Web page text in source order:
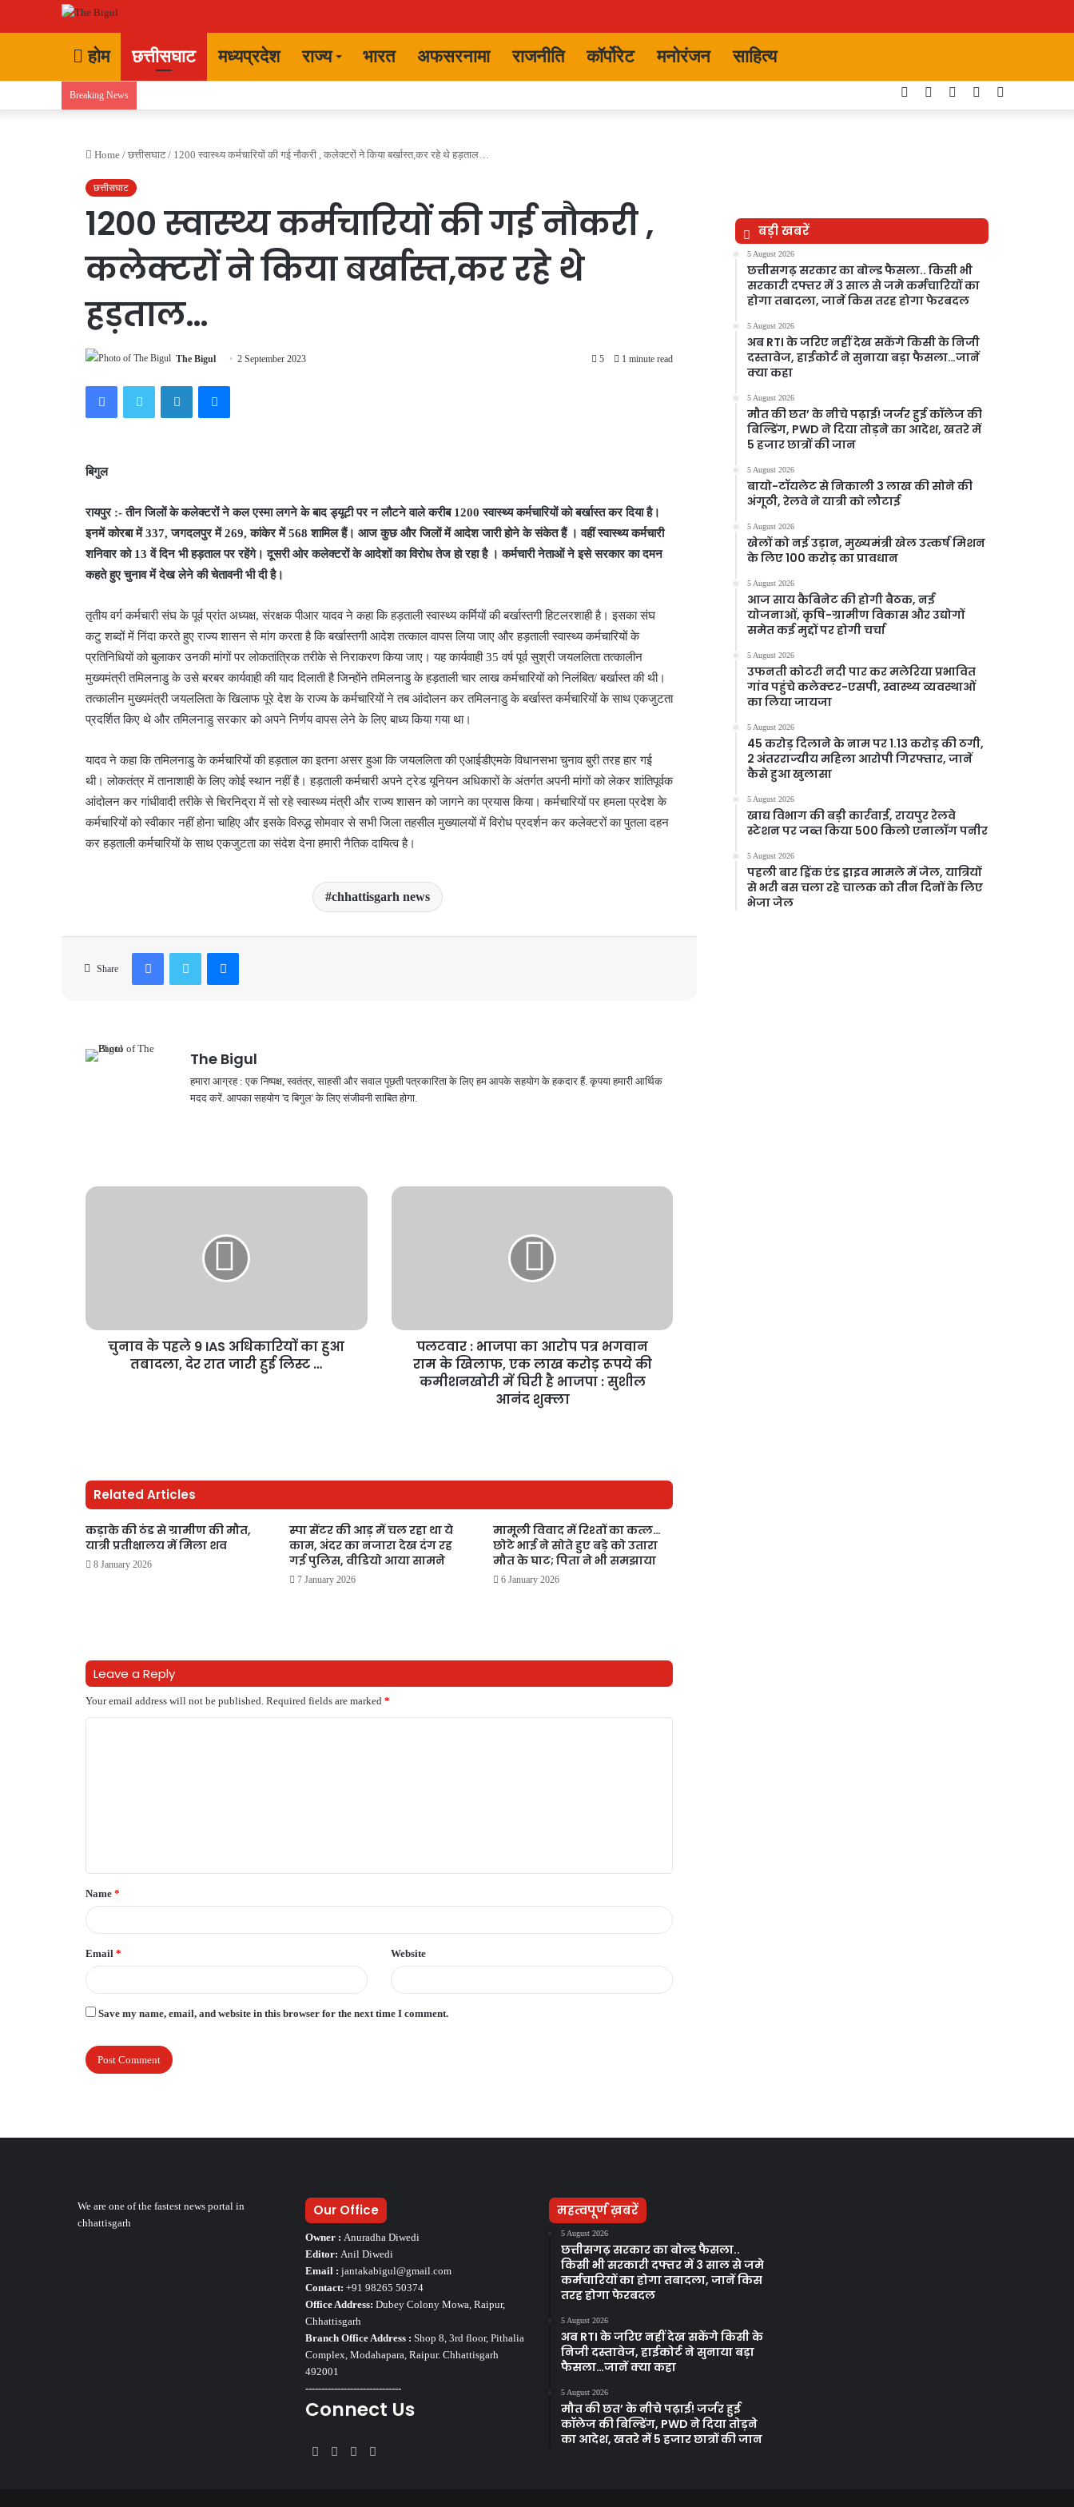
होम छत्तीसघाट मध्यप्रदेश राज्य भारत अफसरनामा राजनीति कॉर्पोरेट मनोरंजन साहित्य
Breaking News
skin
Instagram
YouTube
Twitter
Facebook
Home / छत्तीसघाट / 1200 स्वास्थ्य कर्मचारियों की गई नौकरी , कलेक्टरों ने किया बर्खास्त,कर रहे थे हड़ताल…
छत्तीसघाट
1200 स्वास्थ्य कर्मचारियों की गई नौकरी ,
कलेक्टरों ने किया बर्खास्त,कर रहे थे
हड़ताल…
The Bigul 2 September 2023 5 1 minute read
FacebookTwitter LinkedInMessenger
बिगुल
रायपुर :- तीन जिलों के कलेक्टरों ने कल एस्मा लगने के बाद ड्यूटी पर न लौटने वाले करीब 1200 स्वास्थ्य कर्मचारियों को बर्खास्त कर दिया है।
इनमें कोरबा में 337, जगदलपुर में 269, कांकेर में 568 शामिल हैं। आज कुछ और जिलों में आदेश जारी होने के संकेत हैं । वहीं स्वास्थ्य कर्मचारी
शनिवार को 13 वें दिन भी हड़ताल पर रहेंगे। दूसरी ओर कलेक्टरों के आदेशों का विरोध तेज हो रहा है । कर्मचारी नेताओं ने इसे सरकार का दमन
कहते हुए चुनाव में देख लेने की चेतावनी भी दी है।
तृतीय वर्ग कर्मचारी संघ के पूर्व प्रांत अध्यक्ष, संरक्षक पीआर यादव ने कहा कि हड़ताली स्वास्थ्य कर्मियों की बर्खास्तगी हिटलरशाही है। इसका संघ
कटु शब्दों में निंदा करते हुए राज्य शासन से मांग करता है कि बर्खास्तगी आदेश तत्काल वापस लिया जाए और हड़ताली स्वास्थ्य कर्मचारियों के
प्रतिनिधियों को बुलाकर उनकी मांगों पर लोकतांत्रिक तरीके से निराकरण किया जाए। यह कार्यवाही 35 वर्ष पूर्व सुश्री जयललिता तत्कालीन
मुख्यमंत्री तमिलनाडु के उसे बरबर कार्यवाही की याद दिलाती है जिन्होंने तमिलनाडु के हड़ताली चार लाख कर्मचारियों को निलंबित/ बर्खास्त की थी।
तत्कालीन मुख्यमंत्री जयललिता के खिलाफ पूरे देश के राज्य के कर्मचारियों ने तब आंदोलन कर तमिलनाडु के बर्खास्त कर्मचारियों के साथ एकजुटता
प्रदर्शित किए थे और तमिलनाडु सरकार को अपने निर्णय वापस लेने के लिए बाध्य किया गया था।
यादव ने कहा कि तमिलनाडु के कर्मचारियों की हड़ताल का इतना असर हुआ कि जयललिता की एआईडीएमके विधानसभा चुनाव बुरी तरह हार गई
थी। लोकतंत्र में तानाशाही के लिए कोई स्थान नहीं है। हड़ताली कर्मचारी अपने ट्रेड यूनियन अधिकारों के अंतर्गत अपनी मांगों को लेकर शांतिपूर्वक
आंदोलन कर गांधीवादी तरीके से चिरनिद्रा में सो रहे स्वास्थ्य मंत्री और राज्य शासन को जागने का प्रयास किया। कर्मचारियों पर हमला प्रदेश के
कर्मचारियों को स्वीकार नहीं होना चाहिए और इसके विरुद्ध सोमवार से सभी जिला तहसील मुख्यालयों में विरोध प्रदर्शन कर कलेक्टरों का पुतला दहन
कर हड़ताली कर्मचारियों के साथ एकजुटता का संदेश देना हमारी नैतिक दायित्व है।
chhattisgarh news
Share
FacebookTwitter Messenger
The Bigul
हमारा आग्रह : एक निष्पक्ष, स्वतंत्र, साहसी और सवाल पूछती पत्रकारिता के लिए हम आपके सहयोग के हकदार हैं. कृपया हमारी आर्थिक
मदद करें. आपका सहयोग 'द बिगुल' के लिए संजीवनी साबित होगा.
चुनाव के पहले 9 IAS अधिकारियों का हुआ
तबादला, देर रात जारी हुई लिस्ट …
पलटवार : भाजपा का आरोप पत्र भगवान
राम के खिलाफ, एक लाख करोड़ रूपये की
कमीशनखोरी में घिरी है भाजपा : सुशील
आनंद शुक्ला
Related Articles
कड़ाके की ठंड से ग्रामीण की मौत,
यात्री प्रतीक्षालय में मिला शव
8 January 2026
स्पा सेंटर की आड़ में चल रहा था ये
काम, अंदर का नजारा देख दंग रह
गई पुलिस, वीडियो आया सामने
7 January 2026
मामूली विवाद में रिश्तों का कत्ल…
छोटे भाई ने सोते हुए बड़े को उतारा
मौत के घाट; पिता ने भी समझाया
6 January 2026
Leave a Reply
Your email address will not be published. Required fields are marked *
t
*
Name *
Email * Website
Save my name, email, and website in this browser for the next time I comment.
बड़ी खबरें
5 August 2026
छत्तीसगढ़ सरकार का बोल्ड फैसला.. किसी भी
सरकारी दफ्तर में 3 साल से जमे कर्मचारियों का
होगा तबादला, जानें किस तरह होगा फेरबदल
5 August 2026
अब RTI के जरिए नहीं देख सकेंगे किसी के निजी
दस्तावेज, हाईकोर्ट ने सुनाया बड़ा फैसला…जानें
क्या कहा
5 August 2026
मौत की छत’ के नीचे पढ़ाई! जर्जर हुई कॉलेज की
बिल्डिंग, PWD ने दिया तोड़ने का आदेश, खतरे में
5 हजार छात्रों की जान
5 August 2026
बायो-टॉयलेट से निकाली 3 लाख की सोने की
अंगूठी, रेलवे ने यात्री को लौटाई
5 August 2026
खेलों को नई उड़ान, मुख्यमंत्री खेल उत्कर्ष मिशन
के लिए 100 करोड़ का प्रावधान
5 August 2026
आज साय कैबिनेट की होगी बैठक, नई
योजनाओं, कृषि-ग्रामीण विकास और उद्योगों
समेत कई मुद्दों पर होगी चर्चा
5 August 2026
उफनती कोटरी नदी पार कर मलेरिया प्रभावित
गांव पहुंचे कलेक्टर-एसपी, स्वास्थ्य व्यवस्थाओं
का लिया जायजा
5 August 2026
45 करोड़ दिलाने के नाम पर 1.13 करोड़ की ठगी,
2 अंतरराज्यीय महिला आरोपी गिरफ्तार, जानें
कैसे हुआ खुलासा
5 August 2026
खाद्य विभाग की बड़ी कार्रवाई, रायपुर रेलवे
स्टेशन पर जब्त किया 500 किलो एनालॉग पनीर
5 August 2026
पहली बार ड्रिंक एंड ड्राइव मामले में जेल, यात्रियों
से भरी बस चला रहे चालक को तीन दिनों के लिए
भेजा जेल
We are one of the fastest news portal in
chhattisgarh
Our Office
Owner : Anuradha Diwedi
Editor: Anil Diwedi
Email : jantakabigul@gmail.com
Contact: +91 98265 50374
Office Address: Dubey Colony Mowa, Raipur,
Chhattisgarh
Branch Office Address : Shop 8, 3rd floor, Pithalia
Complex, Modahapara, Raipur. Chhattisgarh
492001
------------------------------
Connect Us
Facebook
TwitterYouTube
महत्वपूर्ण ख़बरें
5 August 2026
छत्तीसगढ़ सरकार का बोल्ड फैसला..
किसी भी सरकारी दफ्तर में 3 साल से जमे
कर्मचारियों का होगा तबादला, जानें किस
तरह होगा फेरबदल
5 August 2026
अब RTI के जरिए नहीं देख सकेंगे किसी के
निजी दस्तावेज, हाईकोर्ट ने सुनाया बड़ा
फैसला…जानें क्या कहा
5 August 2026
मौत की छत’ के नीचे पढ़ाई! जर्जर हुई
कॉलेज की बिल्डिंग, PWD ने दिया तोड़ने
का आदेश, खतरे में 5 हजार छात्रों की जान